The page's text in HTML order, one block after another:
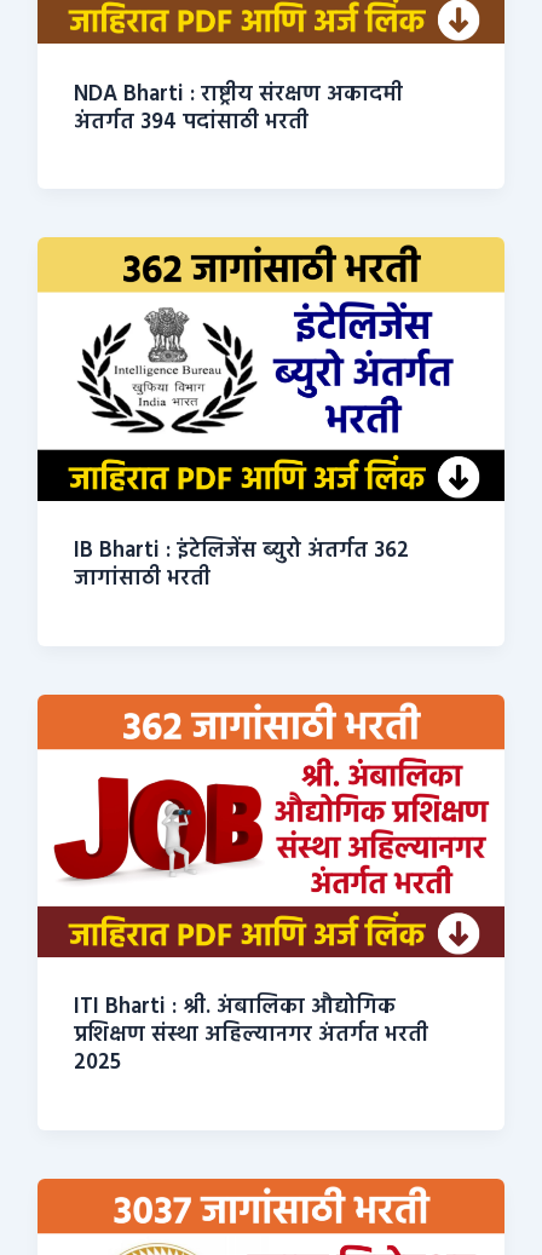
NDA Bharti : राष्ट्रीय संरक्षण अकादमी
अंतर्गत 394 पदांसाठी भरती
IB Bharti : इंटेलिजेंस ब्युरो अंतर्गत 362
जागांसाठी भरती
ITI Bharti : श्री. अंबालिका औद्योगिक
प्रशिक्षण संस्था अहिल्यानगर अंतर्गत भरती
2025